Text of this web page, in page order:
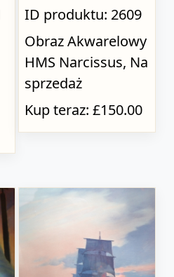
ID produktu: 2609
Obraz Akwarelowy
HMS Narcissus, Na
sprzedaż
Kup teraz: £150.00